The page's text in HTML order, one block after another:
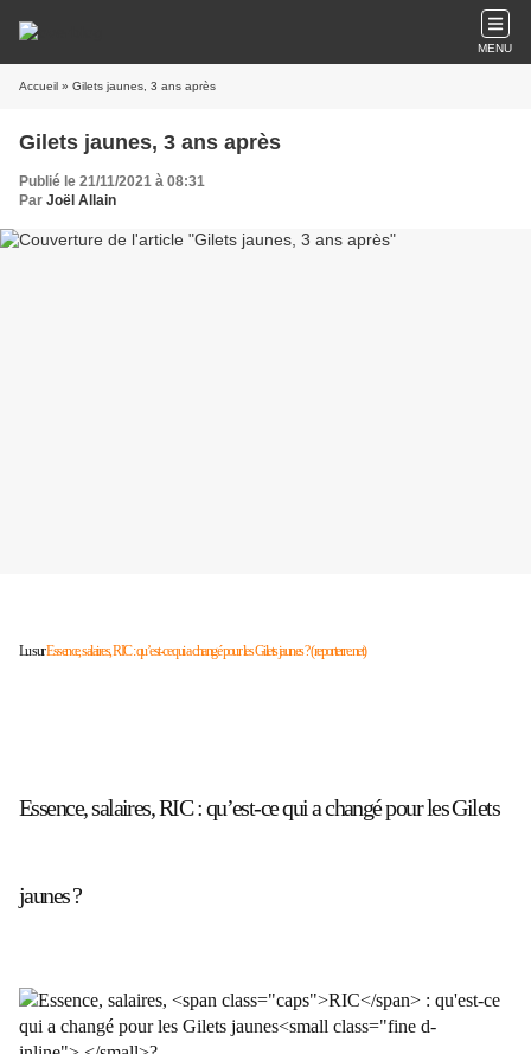
MENU
Accueil » Gilets jaunes, 3 ans après
Gilets jaunes, 3 ans après
Publié le 21/11/2021 à 08:31
Par Joël Allain
Lu surEssence, salaires, RIC : qu’est-ce qui a changé pour les Gilets jaunes ? (reporterre.net)
Essence, salaires,RIC: qu’est-ce qui a changé pour les Gilets
jaunes?